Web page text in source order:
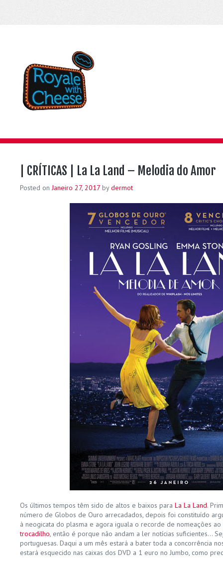
| CRÍTICAS | La La Land – Melodia do Amor
Posted onJaneiro 27, 2017 bydermot
Os últimos tempos têm sido de altos e baixos para La La Land.
número de Globos de Ouro arrecadados, depois foi constituído
à neogicata do plasma e agora iguala o recorde de nomeações
trocadilho, então é porque não andam a ler notícias suficientes…
portuguesas. Daqui a um mês estará a bater toda a concorrência
estará esquecido nas caixas dos DVD a 1 euro no Jumbo, como